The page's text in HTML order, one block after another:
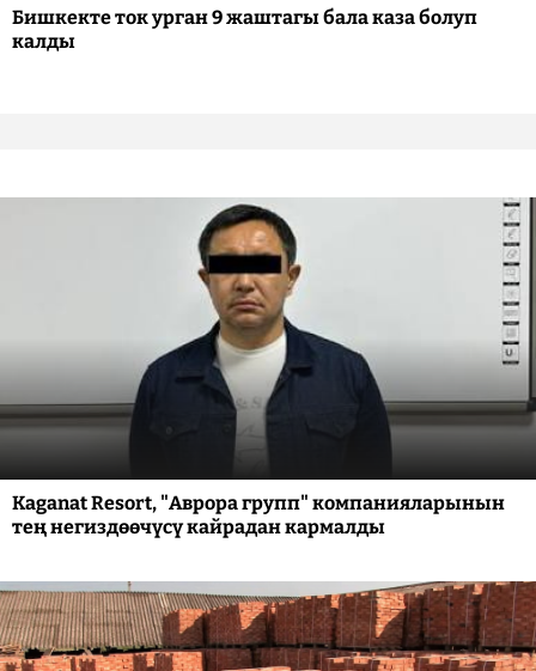
Бишкекте ток урган 9 жаштагы бала каза болуп
калды
Kaganat Resort, "Аврора групп" компанияларынын
тең негиздөөчүсү кайрадан кармалды